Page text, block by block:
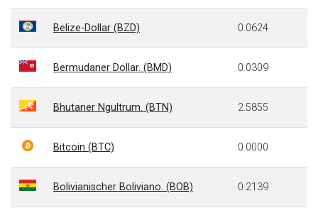
Belize-Dollar (BZD) 0.0624
Bermudaner Dollar. (BMD) 0.0309
Bhutaner Ngultrum. (BTN) 2.5855
Bitcoin (BTC) 0.0000
Bolivianischer Boliviano. (BOB) 0.2139